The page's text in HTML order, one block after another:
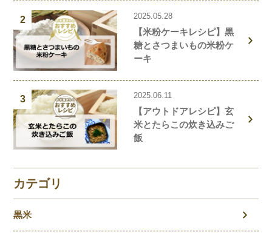
2 2025.05.28
【米粉ケーキレシピ】黒
糖とさつまいもの米粉ケ
ーキ
3 2025.06.11
【アウトドアレシピ】玄
米とたらこの炊き込みご
飯
カテゴリ
黒米